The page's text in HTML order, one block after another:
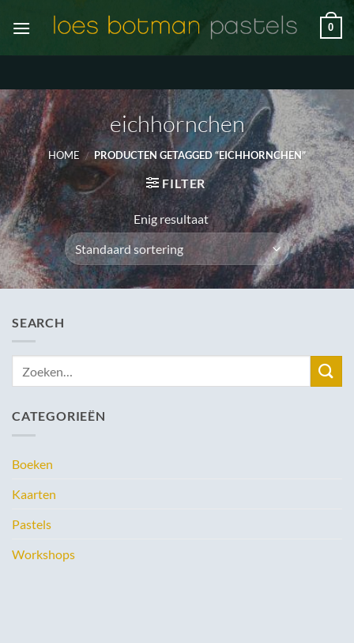
naar
0
eichhornchen
HOME / PRODUCTEN GETAGGED “EICHHORNCHEN”
FILTER
Enig resultaat
SEARCH
CATEGORIEËN
Boeken
Kaarten
Pastels
Workshops